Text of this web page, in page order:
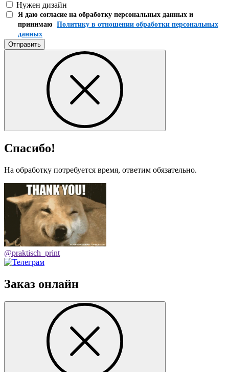
Нужен дизайн
Я даю согласие на обработку персональных данных и
принимаю Политику в отношении обработки персональных
данных
Отправить
Спасибо!
На обработку потребуется время, ответим обязательно.
@praktisch_print
Заказ онлайн